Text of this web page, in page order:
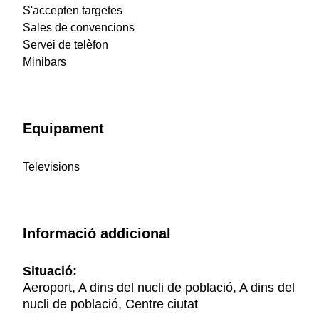
S'accepten targetes
Sales de convencions
Servei de telèfon
Minibars
Equipament
Televisions
Informació addicional
Situació:
Aeroport, A dins del nucli de població, A dins del
nucli de població, Centre ciutat